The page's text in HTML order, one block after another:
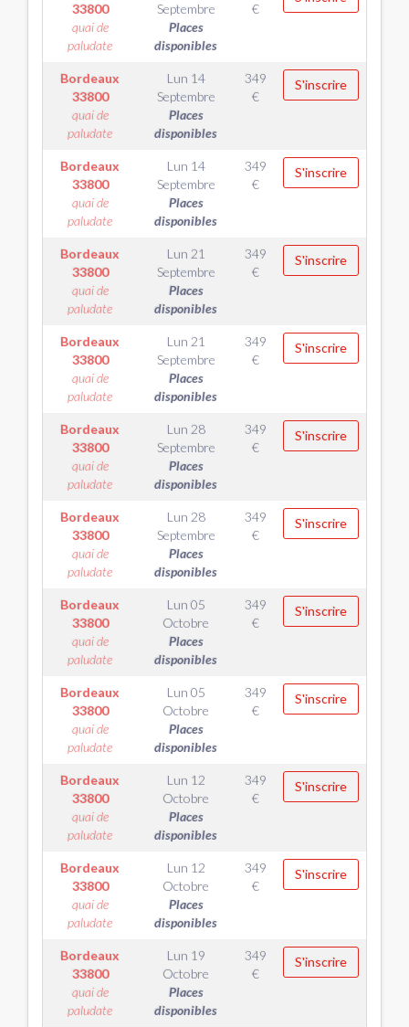
33800
quai de
paludate
Septembre
Places
disponibles
€
Bordeaux
33800
quai de
paludate
Lun 14
Septembre
Places
disponibles
349
€
S'inscrire
Bordeaux
33800
quai de
paludate
Lun 14
Septembre
Places
disponibles
349
€
S'inscrire
Bordeaux
33800
quai de
paludate
Lun 21
Septembre
Places
disponibles
349
€
S'inscrire
Bordeaux
33800
quai de
paludate
Lun 21
Septembre
Places
disponibles
349
€
S'inscrire
Bordeaux
33800
quai de
paludate
Lun 28
Septembre
Places
disponibles
349
€
S'inscrire
Bordeaux
33800
quai de
paludate
Lun 28
Septembre
Places
disponibles
349
€
S'inscrire
Bordeaux
33800
quai de
paludate
Lun 05
Octobre
Places
disponibles
349
€
S'inscrire
Bordeaux
33800
quai de
paludate
Lun 05
Octobre
Places
disponibles
349
€
S'inscrire
Bordeaux
33800
quai de
paludate
Lun 12
Octobre
Places
disponibles
349
€
S'inscrire
Bordeaux
33800
quai de
paludate
Lun 12
Octobre
Places
disponibles
349
€
S'inscrire
Bordeaux
33800
quai de
paludate
Lun 19
Octobre
Places
disponibles
349
€
S'inscrire